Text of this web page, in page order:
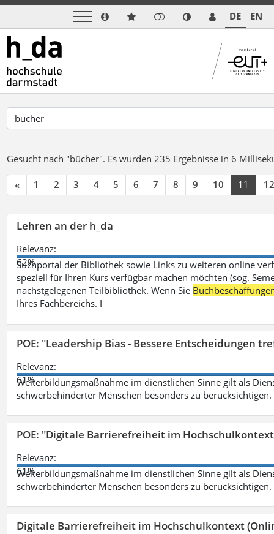
DE EN
Gesucht nach "bücher". Es wurden 235 Ergebnisse in 6
« 1 2 3 4 5 6 7 8 9 10 11 12
Lehren an der h_da
Relevanz:
62%
Suchportal der Bibliothek sowie Links zu weiteren online
speziell für Ihren Kurs verfügbar machen möchten (sog.
nächstgelegenen Teilbibliothek. Wenn Sie
Ihres Fachbereichs. I
POE: "Leadership Bias - Bessere Entscheidungen
Relevanz:
61%
Weiterbildungsmaßnahme im dienstlichen Sinne gilt als
schwerbehinderter Menschen besonders zu berücksichtigen.
POE: "Digitale Barrierefreiheit im
Relevanz:
61%
Weiterbildungsmaßnahme im dienstlichen Sinne gilt als
schwerbehinderter Menschen besonders zu berücksichtigen.
Digitale Barrierefreiheit im Hochschulkontext